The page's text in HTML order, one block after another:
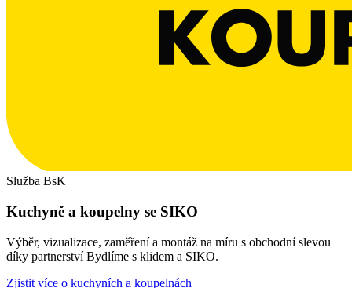
Služba BsK
Kuchyně a koupelny se SIKO
Výběr, vizualizace, zaměření a montáž na míru s obchodní slevou
díky partnerství Bydlíme s klidem a SIKO.
Zjistit více o kuchyních a koupelnách